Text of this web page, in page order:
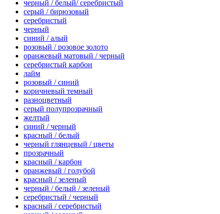
черный / белый/ серебристый
серый / бирюзовый
серебристый
черный
синий / алый
розовый / розовое золото
оранжевый матовый / черный
серебристый карбон
лайм
розовый / синий
коричневый темный
разноцветный
серый полупрозрачный
желтый
синий / черный
красный / белый
черный глянцевый / цветы
прозрачный
красный / карбон
оранжевый / голубой
красный / зеленый
черный / белый / зеленый
серебристый / черный
красный / серебристый